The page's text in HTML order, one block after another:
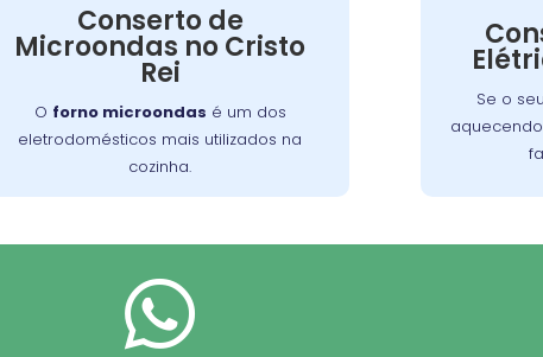
Conserto de
Microondas no Cristo
Rei
O forno microondas é um dos
eletrodomésticos mais utilizados na
cozinha.
como falha no aquecimento ou na porta,
nossa equipe está preparada para
consertá-lo com eficiência, garantindo
Se o seu
reparar
você
